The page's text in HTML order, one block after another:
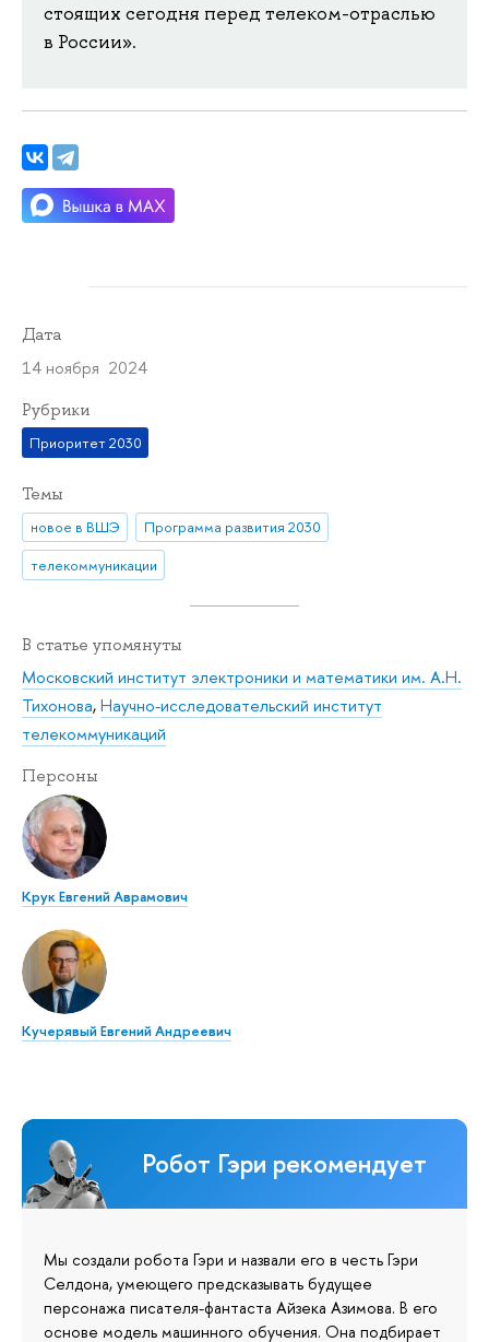
стоящих сегодня перед телеком-отраслью
в России».
Дата
14 ноября 2024
Рубрики
Приоритет 2030
Темы
новое в ВШЭ
Программа развития 2030
телекоммуникации
В статье упомянуты
Московский институт электроники и математики им. А.Н.
Тихонова,Научно-исследовательский институт
телекоммуникаций
Персоны
Крук Евгений Аврамович
Кучерявый Евгений Андреевич
Робот Гэри рекомендует
Мы создали робота Гэри и назвали его в честь Гэри
Селдона, умеющего предсказывать будущее
персонажа писателя-фантаста Айзека Азимова. В его
основе модель машинного обучения. Она подбирает